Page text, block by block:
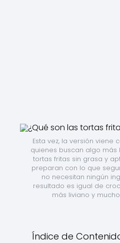
Esta vez, la versión viene
quienes buscan algo más
tortas fritas sin grasa y
preparan con lo que
no necesitan ningún
resultado es igual de
más liviano y
Índice de